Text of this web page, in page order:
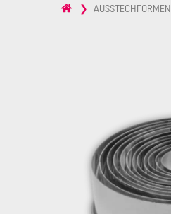
AUSSTECHFORMEN